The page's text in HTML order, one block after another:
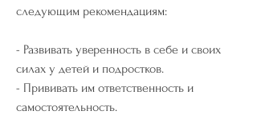
следующим рекомендациям:
- Развивать уверенность в себе и своих
силах у детей и подростков.
- Прививать им ответственность и
самостоятельность.